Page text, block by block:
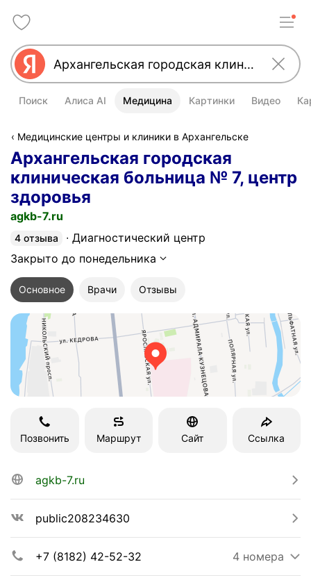
Поиск Алиса AI Медицина Картинки Видео
Медицинские центры и клиники в Архангельске
Архангельская городская
клиническая больница № 7, центр
здоровья
agkb-7.ru
4 отзыва
Диагностический центр
Закрыто до понедельника
Основное Врачи Отзывы
Позвонить Маршрут Сайт Ссылка
agkb-7.ru
public208234630
+7 (8182) 42-52-32 4 номера